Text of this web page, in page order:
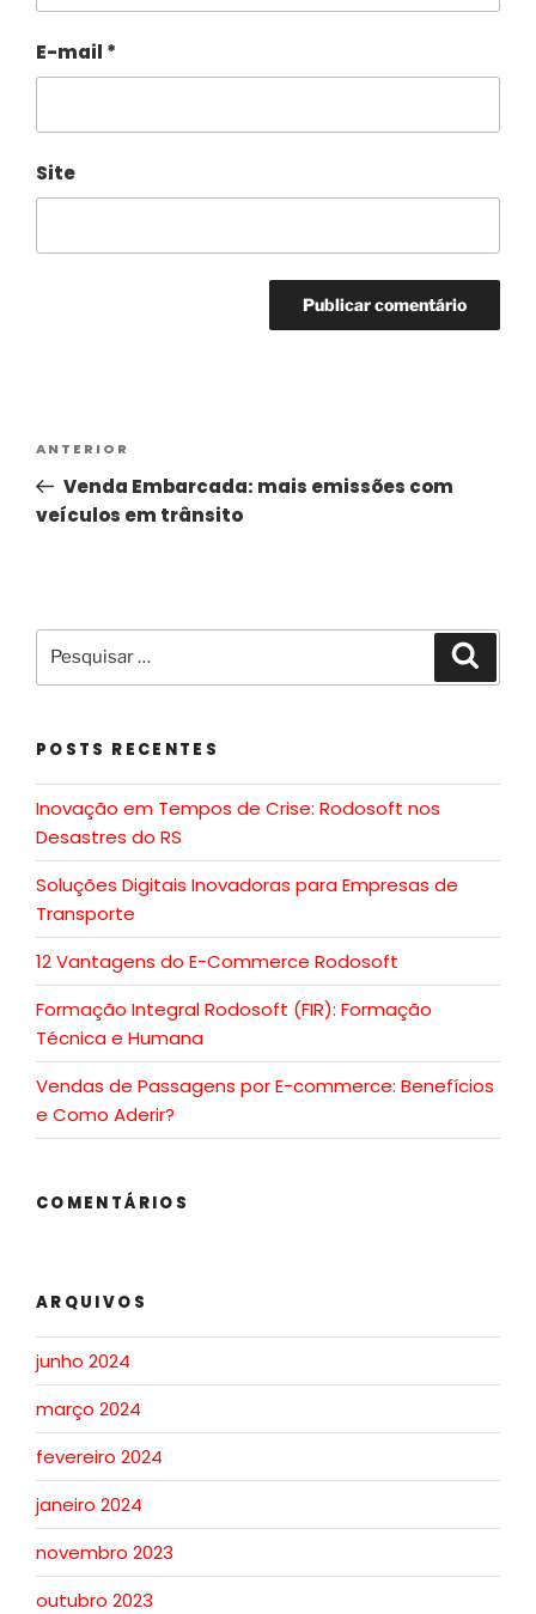
E-mail *
Site
ANTERIOR
Venda Embarcada: mais emissões com
veículos em trânsito
POSTS RECENTES
Inovação em Tempos de Crise: Rodosoft nos
Desastres do RS
Soluções Digitais Inovadoras para Empresas de
Transporte
12 Vantagens do E-Commerce Rodosoft
Formação Integral Rodosoft (FIR): Formação
Técnica e Humana
Vendas de Passagens por E-commerce: Benefícios
e Como Aderir?
COMENTÁRIOS
ARQUIVOS
junho 2024
março 2024
fevereiro 2024
janeiro 2024
novembro 2023
outubro 2023